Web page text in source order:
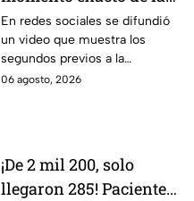
explosión de pipa de
gas en Cuernavaca,
Morelos
En redes sociales se difundió
un video que muestra los
segundos previos a la
explosión de una pipa de gas
06 agosto, 2026
¡De 2 mil 200, solo
llegaron 285! Pacientes